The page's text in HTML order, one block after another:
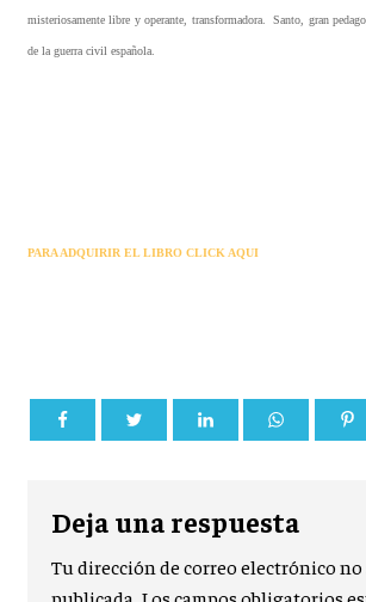
misteriosamente libre y operante, transformadora. Santo, gran
de la guerra civil española.
PARA ADQUIRIR EL LIBRO CLICK AQUI
Deja una respuesta
Tu dirección de correo electrónico no